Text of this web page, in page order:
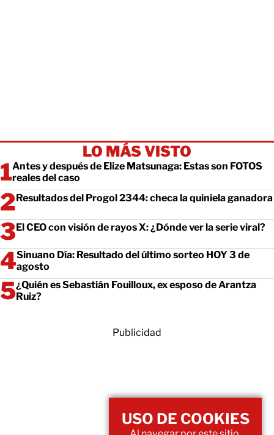
LO MÁS VISTO
Antes y después de Elize Matsunaga: Estas son FOTOS
reales del caso
Resultados del Progol 2344: checa la quiniela ganadora
El CEO con visión de rayos X: ¿Dónde ver la serie viral?
Sinuano Día: Resultado del último sorteo HOY 3 de
agosto
¿Quién es Sebastián Fouilloux, ex esposo de Arantza
Ruiz?
Publicidad
USO DE COOKIES